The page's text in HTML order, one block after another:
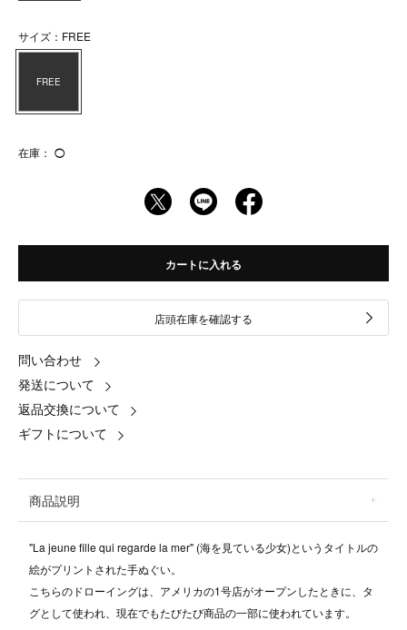
サイズ：FREE
FREE
在庫： ◯
カートに入れる
店頭在庫を確認する
問い合わせ
発送について
返品交換について
ギフトについて
商品説明
"La jeune fille qui regarde la mer" (海を見ている少女)というタイトルの
絵がプリントされた手ぬぐい。
こちらのドローイングは、アメリカの1号店がオープンしたときに、タ
グとして使われ、現在でもたびたび商品の一部に使われています。